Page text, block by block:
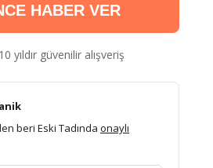
HABER VER
10 yıldır güvenilir alışveriş
beri Eski Tadında onaylı